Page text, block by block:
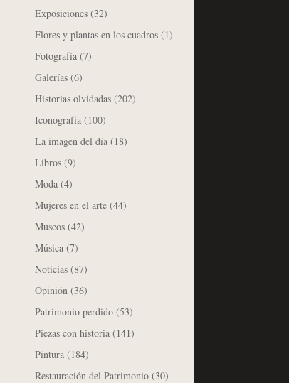
Exposiciones (32)
Flores y plantas en los cuadros (1)
Fotografía (7)
Galerías (6)
Historias olvidadas (202)
Iconografía (100)
La imagen del día (18)
Libros (9)
Moda (4)
Mujeres en el arte (44)
Museos (42)
Música (7)
Noticias (87)
Opinión (36)
Patrimonio perdido (53)
Piezas con historia (141)
Pintura (184)
Restauración del Patrimonio (30)